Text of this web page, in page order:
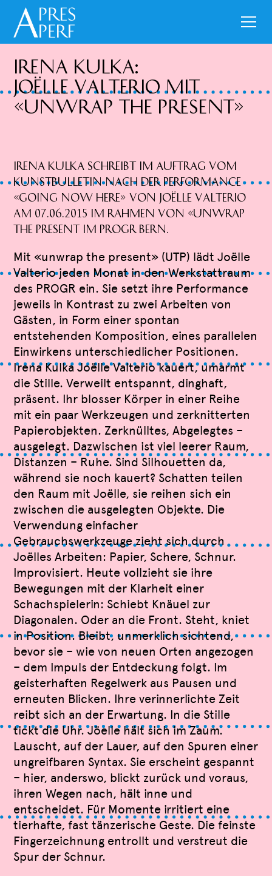
Irena Kulka:
Joëlle Valterio mit
«unwrap the present»
Irena Kulka schreibt im Auftrag vom
Kunstbulletin nach der Performance
«going now here» von Joëlle Valterio
am 07.06.2015 im Rahmen von «unwrap
the present im Progr Bern.
Mit «unwrap the present» (UTP) lädt Joëlle
Valterio jeden Monat in den Werkstattraum
des PROGR ein. Sie setzt ihre Performance
jeweils in Kontrast zu zwei Arbeiten von
Gästen, in Form einer spontan
entstehenden Komposition, eines parallelen
Einwirkens unterschiedlicher Positionen.
Irena Kulka Joëlle Valterio kauert, umarmt
die Stille. Verweilt entspannt, dinghaft,
präsent. Ihr blosser Körper in einer Reihe
mit ein paar Werkzeugen und zerknitterten
Papierobjekten. Zerknülltes, Abgelegtes –
ausgelegt. Dazwischen ist viel leerer Raum,
Distanzen – Ruhe. Sind Silhouetten da,
während sie noch kauert? Schatten teilen
den Raum mit Joëlle, sie reihen sich ein
zwischen die ausgelegten Objekte. Die
Verwendung einfacher
Gebrauchswerkzeuge zieht sich durch
Joëlles Arbeiten: Papier, Schere, Schnur.
Improvisiert. Heute vollzieht sie ihre
Bewegungen mit der Klarheit einer
Schachspielerin: Schiebt Knäuel zur
Diagonalen. Oder an die Front. Steht, kniet
in Position. Bleibt, unmerklich sichtend,
bevor sie – wie von neuen Orten angezogen
– dem Impuls der Entdeckung folgt. Im
geisterhaften Regelwerk aus Pausen und
erneuten Blicken. Ihre verinnerlichte Zeit
reibt sich an der Erwartung. In die Stille
tickt die Uhr. Jöelle hält sich im Zaum.
Lauscht, auf der Lauer, auf den Spuren einer
ungreifbaren Syntax. Sie erscheint gespannt
– hier, anderswo, blickt zurück und voraus,
ihren Wegen nach, hält inne und
entscheidet. Für Momente irritiert eine
tierhafte, fast tänzerische Geste. Die feinste
Fingerzeichnung entrollt und verstreut die
Spur der Schnur.